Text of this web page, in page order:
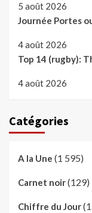
5 août 2026
Journée Portes
4 août 2026
Top 14 (rugby):
4 août 2026
Catégories
A la Une (1 595)
Carnet noir(129)
Chiffre du Jour